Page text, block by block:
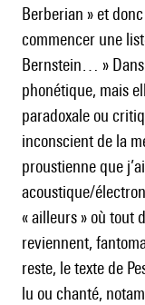
Berberian » et
commencer une
Bernstein… » Dans
phonétique, mais
paradoxale ou
inconscient de la
proustienne que
acoustique/
« ailleurs » où tout
reviennent,
reste, le texte de
lu ou chanté,